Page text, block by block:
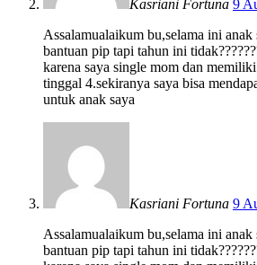
Kasriani Fortuna 9
Assalamualaikum bu,selama ini anak
bantuan pip tapi tahun ini
karena saya single mom dan
tinggal 4.sekiranya saya bisa
untuk anak saya
Kasriani Fortuna 9
Assalamualaikum bu,selama ini anak
bantuan pip tapi tahun ini